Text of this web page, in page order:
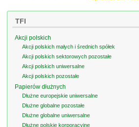
TFI
Akcji polskich
Akcji polskich małych i średnich spółek
Akcji polskich sektorowych pozostałe
Akcji polskich uniwersalne
Akcji polskich pozostałe
Papierów dłużnych
Dłużne europejskie uniwersalne
Dłużne globalne pozostałe
Dłużne globalne uniwersalne
Dłużne polskie korporacyjne